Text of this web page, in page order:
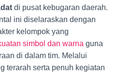
di pusat kebugaran daerah.
ini diselaraskan dengan
kelompok yang
simbol dan warna guna
di dalam tim. Melalui
terarah serta penuh kegiatan